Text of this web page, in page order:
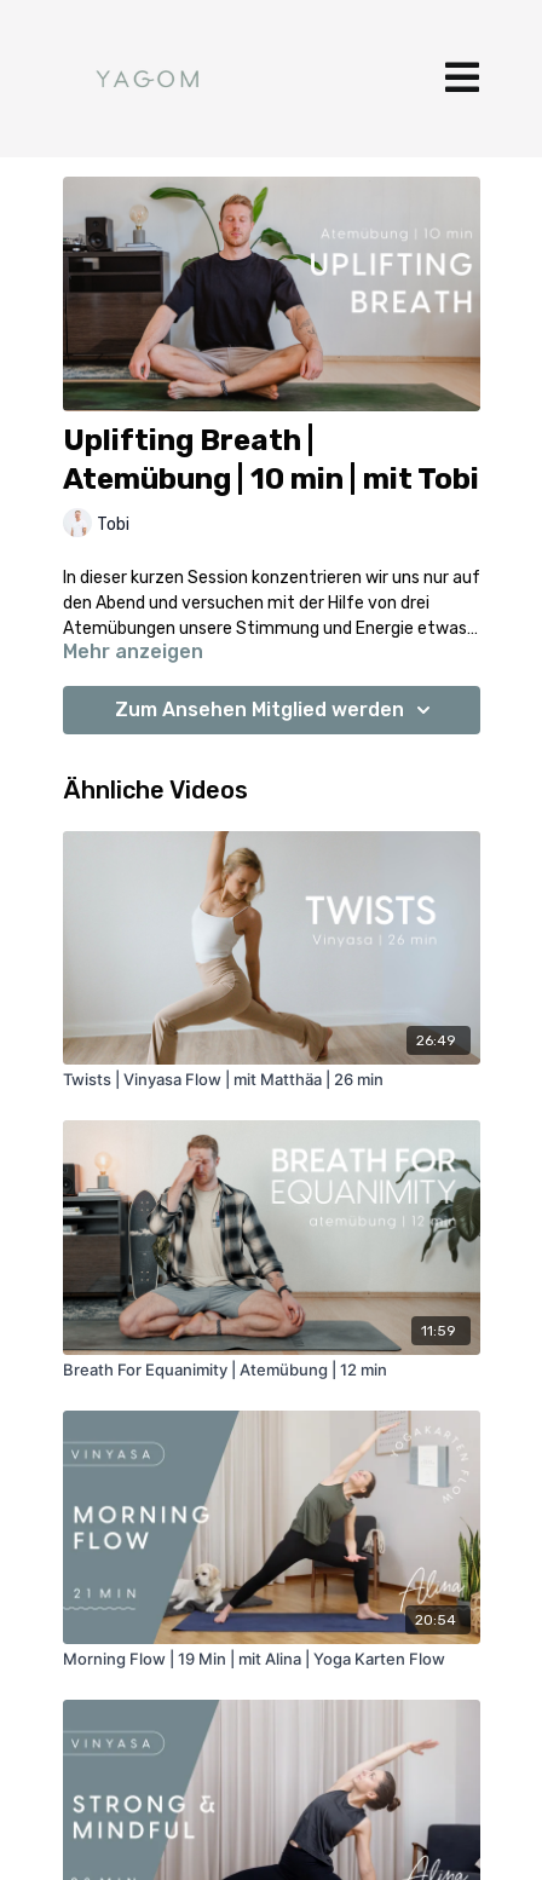
Uplifting Breath |
Atemübung | 10 min | mit Tobi
Tobi
In dieser kurzen Session konzentrieren wir uns nur auf
den Abend und versuchen mit der Hilfe von drei
Atemübungen unsere Stimmung und Energie etwas
zu heben.
Mehr anzeigen
Zum Ansehen Mitglied werden
Ähnliche Videos
26:49
Twists | Vinyasa Flow | mit Matthäa | 26 min
11:59
Breath For Equanimity | Atemübung | 12 min
20:54
Morning Flow | 19 Min | mit Alina | Yoga Karten Flow